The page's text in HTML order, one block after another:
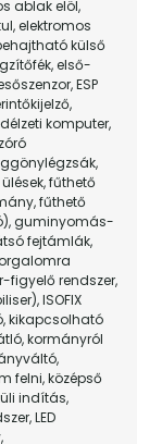
ablak elöl,
elektromos
külső
első-
ESP
komputer,
fűthető
fűthető
guminyomás-
fejtámlák,
figyelő rendszer,
ISOFIX
kikapcsolható
kormányról
felni, középső
indítás,
LED